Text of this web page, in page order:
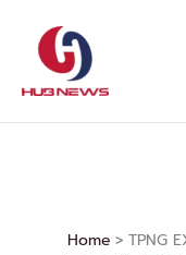
content
Home TPNG